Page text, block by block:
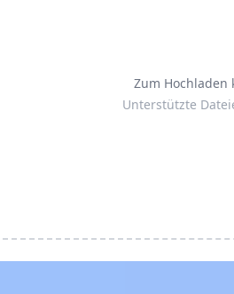
Zum Hochladen
Unterstützte